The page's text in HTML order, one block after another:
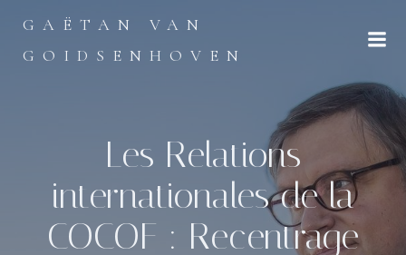
contenu
GAËTAN VAN
GOIDSENHOVEN
Les Relations
internationales de la
COCOF : Recentrage